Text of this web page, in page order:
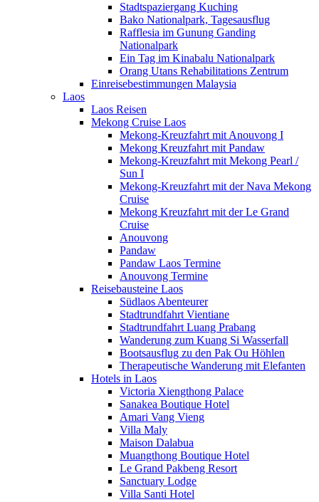
Stadtspaziergang Kuching
Bako Nationalpark, Tagesausflug
Rafflesia im Gunung Ganding
Nationalpark
Ein Tag im Kinabalu Nationalpark
Orang Utans Rehabilitations Zentrum
Einreisebestimmungen Malaysia
Laos
Laos Reisen
Mekong Cruise Laos
Mekong-Kreuzfahrt mit Anouvong I
Mekong Kreuzfahrt mit Pandaw
Mekong-Kreuzfahrt mit Mekong Pearl /
Sun I
Mekong-Kreuzfahrt mit der Nava Mekong
Cruise
Mekong Kreuzfahrt mit der Le Grand
Cruise
Anouvong
Pandaw
Pandaw Laos Termine
Anouvong Termine
Reisebausteine Laos
Südlaos Abenteurer
Stadtrundfahrt Vientiane
Stadtrundfahrt Luang Prabang
Wanderung zum Kuang Si Wasserfall
Bootsausflug zu den Pak Ou Höhlen
Therapeutische Wanderung mit Elefanten
Hotels in Laos
Victoria Xiengthong Palace
Sanakea Boutique Hotel
Amari Vang Vieng
Villa Maly
Maison Dalabua
Muangthong Boutique Hotel
Le Grand Pakbeng Resort
Sanctuary Lodge
Villa Santi Hotel